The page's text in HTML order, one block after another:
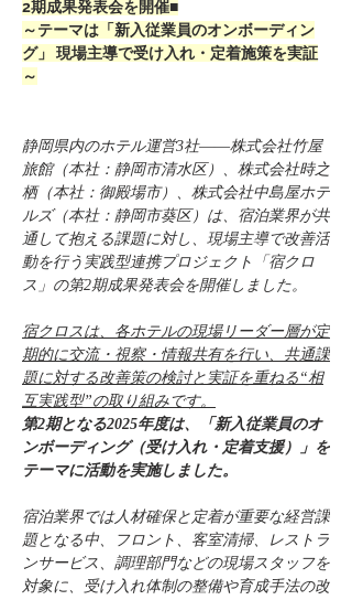
2期成果発表会を開催■
～テーマは「新入従業員のオンボーディン
グ」 現場主導で受け入れ・定着施策を実証
～
静岡県内のホテル運営3社――株式会社竹屋
旅館（本社：静岡市清水区）、株式会社時之
栖（本社：御殿場市）、株式会社中島屋ホテ
ルズ（本社：静岡市葵区）は、宿泊業界が共
通して抱える課題に対し、現場主導で改善活
動を行う実践型連携プロジェクト「宿クロ
ス」の第2期成果発表会を開催しました。
宿クロスは、各ホテルの現場リーダー層が定
期的に交流・視察・情報共有を行い、共通課
題に対する改善策の検討と実証を重ねる“相
互実践型”の取り組みです。
第2期となる2025年度は、「新入従業員のオ
ンボーディング（受け入れ・定着支援）」を
テーマに活動を実施しました。
宿泊業界では人材確保と定着が重要な経営課
題となる中、フロント、客室清掃、レストラ
ンサービス、調理部門などの現場スタッフを
対象に、受け入れ体制の整備や育成手法の改